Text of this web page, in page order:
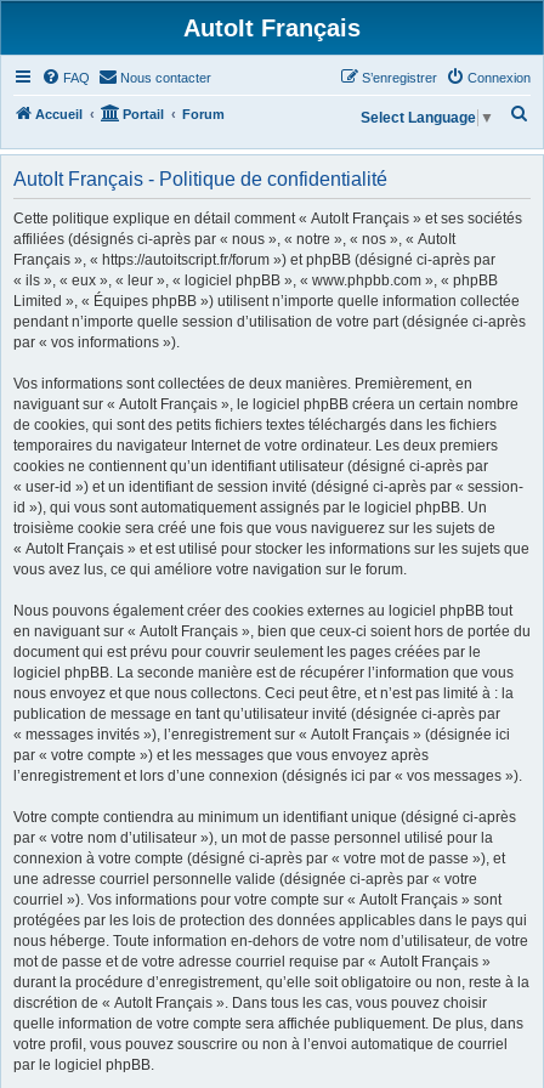
AutoIt Français
FAQ Nous contacter Connexion
S’enregistrer
Accueil Portail Forum
h
Select Language ▼
AutoIt Français - Politique de confidentialité
Cette politique explique en détail comment « AutoIt Français » et ses sociétés
affiliées (désignés ci-après par « nous », « notre », « nos », « AutoIt
Français », « https://autoitscript.fr/forum ») et phpBB (désigné ci-après par
« ils », « eux », « leur », « logiciel phpBB », « www.phpbb.com », « phpBB
Limited », « Équipes phpBB ») utilisent n’importe quelle information collectée
pendant n’importe quelle session d’utilisation de votre part (désignée ci-après
par « vos informations »).
Vos informations sont collectées de deux manières. Premièrement, en
naviguant sur « AutoIt Français », le logiciel phpBB créera un certain nombre
de cookies, qui sont des petits fichiers textes téléchargés dans les fichiers
temporaires du navigateur Internet de votre ordinateur. Les deux premiers
cookies ne contiennent qu’un identifiant utilisateur (désigné ci-après par
« user-id ») et un identifiant de session invité (désigné ci-après par « session-
id »), qui vous sont automatiquement assignés par le logiciel phpBB. Un
troisième cookie sera créé une fois que vous naviguerez sur les sujets de
« AutoIt Français » et est utilisé pour stocker les informations sur les sujets que
vous avez lus, ce qui améliore votre navigation sur le forum.
Nous pouvons également créer des cookies externes au logiciel phpBB tout
en naviguant sur « AutoIt Français », bien que ceux-ci soient hors de portée du
document qui est prévu pour couvrir seulement les pages créées par le
logiciel phpBB. La seconde manière est de récupérer l’information que vous
nous envoyez et que nous collectons. Ceci peut être, et n’est pas limité à : la
publication de message en tant qu’utilisateur invité (désignée ci-après par
« messages invités »), l’enregistrement sur « AutoIt Français » (désignée ici
par « votre compte ») et les messages que vous envoyez après
l’enregistrement et lors d’une connexion (désignés ici par « vos messages »).
Votre compte contiendra au minimum un identifiant unique (désigné ci-après
par « votre nom d’utilisateur »), un mot de passe personnel utilisé pour la
connexion à votre compte (désigné ci-après par « votre mot de passe »), et
une adresse courriel personnelle valide (désignée ci-après par « votre
courriel »). Vos informations pour votre compte sur « AutoIt Français » sont
protégées par les lois de protection des données applicables dans le pays qui
nous héberge. Toute information en-dehors de votre nom d’utilisateur, de votre
mot de passe et de votre adresse courriel requise par « AutoIt Français »
durant la procédure d’enregistrement, qu’elle soit obligatoire ou non, reste à la
discrétion de « AutoIt Français ». Dans tous les cas, vous pouvez choisir
quelle information de votre compte sera affichée publiquement. De plus, dans
votre profil, vous pouvez souscrire ou non à l’envoi automatique de courriel
par le logiciel phpBB.